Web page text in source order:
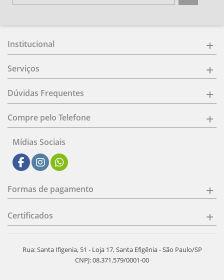
Institucional
Serviços
Dúvidas Frequentes
Compre pelo Telefone
Mídias Sociais
Formas de pagamento
Certificados
Rua: Santa Ifigenia, 51 - Loja 17, Santa Efigênia - São Paulo/SP
CNPJ: 08.371.579/0001-00